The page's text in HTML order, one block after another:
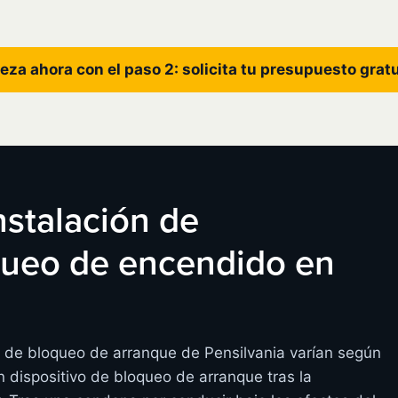
ahora con el paso 2: solicita tu presupuesto
de
de encendido en
bloqueo de arranque de Pensilvania varían según
dispositivo de bloqueo de arranque tras la